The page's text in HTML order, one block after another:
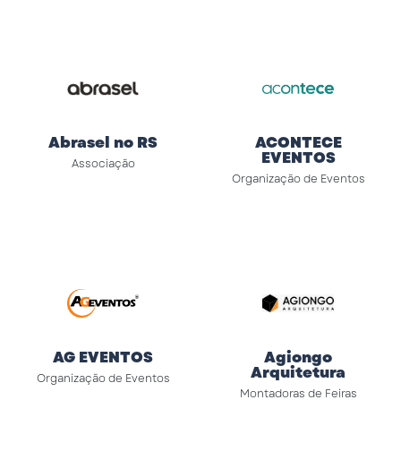
Abrasel no RS
Associação
ACONTECE
EVENTOS
Organização de Eventos
AG EVENTOS
Organização de Eventos
Agiongo
Arquitetura
Montadoras de Feiras